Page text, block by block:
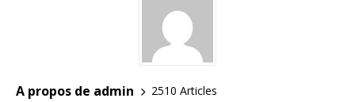
A propos de admin
2510 Articles